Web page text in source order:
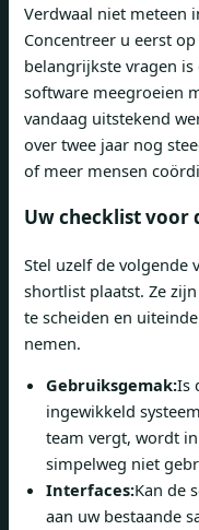
Verdwaal niet meteen
Concentreer u eerst
belangrijkste vragen is
software meegroeien
vandaag uitstekend
over twee jaar nog
of meer mensen
Uw checklist voor
Stel uzelf de volgende
shortlist plaatst. Ze
te scheiden en
nemen.
Gebruiksgemak:Is
ingewikkeld
team vergt, wordt
simpelweg niet
Interfaces:Kan de
aan uw bestaande